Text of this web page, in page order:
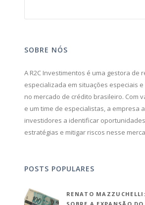
SOBRE NÓS
A R2C Investimentos é uma gestora de
especializada em situações especiais
no mercado de crédito brasileiro. Com
e um time de especialistas, a empresa
investidores a identificar
estratégias e mitigar riscos nesse
POSTS POPULARES
RENATO